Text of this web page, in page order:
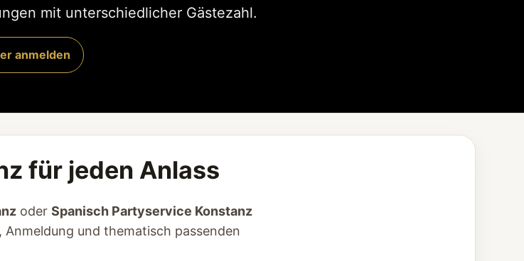
mit unterschiedlicher Gästezahl.
anmelden
für jeden Anlass
oder Spanisch Partyservice Konstanz
und thematisch passenden